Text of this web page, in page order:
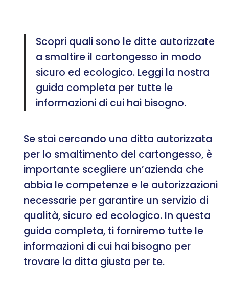
Scopri quali sono le ditte autorizzate
a smaltire il cartongesso in modo
sicuro ed ecologico. Leggi la nostra
guida completa per tutte le
informazioni di cui hai bisogno.
Se stai cercando una ditta autorizzata
per lo smaltimento del cartongesso, è
importante scegliere un’azienda che
abbia le competenze e le autorizzazioni
necessarie per garantire un servizio di
qualità, sicuro ed ecologico. In questa
guida completa, ti forniremo tutte le
informazioni di cui hai bisogno per
trovare la ditta giusta per te.